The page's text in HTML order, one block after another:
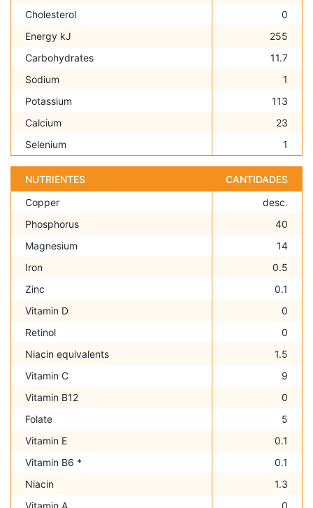
Cholesterol
0
Energy kJ
255
Carbohydrates
11.7
Sodium
1
Potassium
113
Calcium
23
Selenium
1
NUTRIENTES
CANTIDADES
Copper
desc.
Phosphorus
40
Magnesium
14
Iron
0.5
Zinc
0.1
Vitamin D
0
Retinol
0
Niacin equivalents
1.5
Vitamin C
9
Vitamin B12
0
Folate
5
Vitamin E
0.1
Vitamin B6 *
0.1
Niacin
1.3